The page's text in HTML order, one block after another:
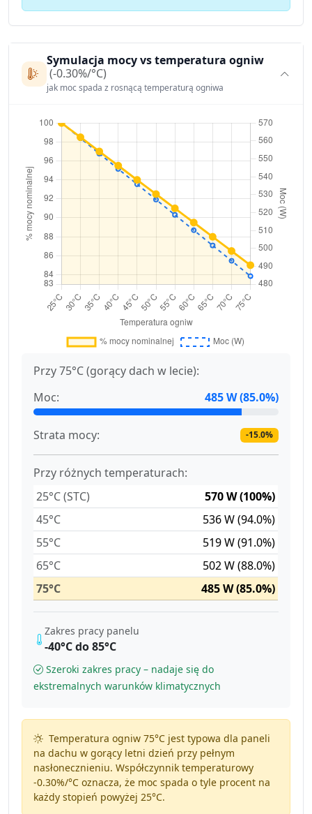
Symulacja mocy vs temperatura ogniw
(-0.30%/°C)
jak moc spada z rosnącą temperaturą ogniwa
Przy 75°C (gorący dach w lecie):
Moc:
485 W (85.0%)
Strata mocy: -15.0%
Przy różnych temperaturach:
25°C (STC)
570 W (100%)
45°C
536 W (94.0%)
55°C
519 W (91.0%)
65°C
502 W (88.0%)
75°C
485 W (85.0%)
Zakres pracy panelu
-40°C do 85°C
Szeroki zakres pracy – nadaje się do
ekstremalnych warunków klimatycznych
Temperatura ogniw 75°C jest typowa dla paneli
na dachu w gorący letni dzień przy pełnym
nasłonecznieniu. Współczynnik temperaturowy
-0.30%/°Coznacza, że moc spada o tyle procent na
każdy stopień powyżej 25°C.